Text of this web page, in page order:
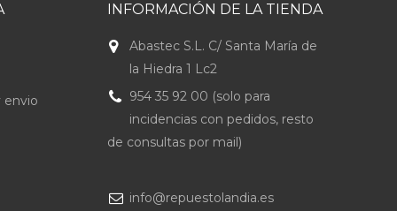
envio
INFORMACIÓN DE LA TIENDA
Abastec S.L. C/ Santa María de
la Hiedra 1 Lc2
954 35 92 00 (solo para
incidencias con pedidos, resto
de consultas por mail)
info@repuestolandia.es